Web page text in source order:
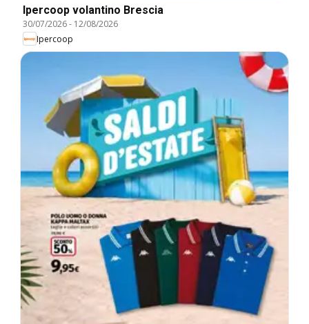
Ipercoop volantino Brescia
30/07/2026- 12/08/2026
Ipercoop